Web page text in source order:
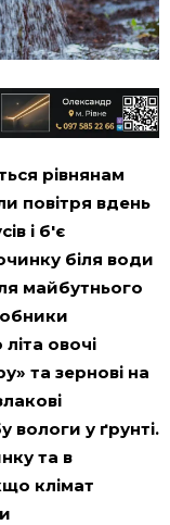
рівнянам
повітря вдень
і б'є
біля води
майбутнього
овочі
та зернові на
вологи у ґрунті.
та в
клімат